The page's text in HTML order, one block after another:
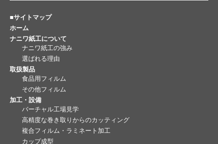
■サイトマップ
ホーム
ナニワ紙工について
ナニワ紙工の強み
選ばれる理由
取扱製品
食品用フィルム
その他フィルム
加工・設備
バーチャル工場見学
高精度な巻き取りからのカッティング
複合フィルム・ラミネート加工
カップ成型